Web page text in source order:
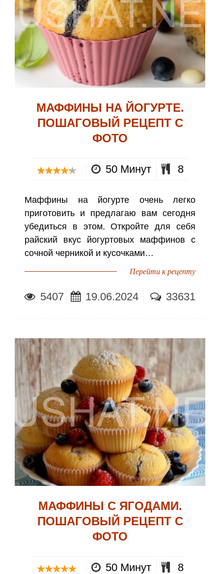
МАФФИНЫ НА ЙОГУРТЕ.
ПОШАГОВЫЙ РЕЦЕПТ С
ФОТО
50 Минут 8
Маффины на йогурте очень легко
приготовить и предлагаю вам сегодня
убедиться в этом. Откройте для себя
райский вкус йогуртовых маффинов с
сочной черникой и кусочками…
Перейти к рецепту
5407 19.06.2024 33631
МАФФИНЫ С ЯГОДАМИ.
ПОШАГОВЫЙ РЕЦЕПТ С
ФОТО
50 Минут 8